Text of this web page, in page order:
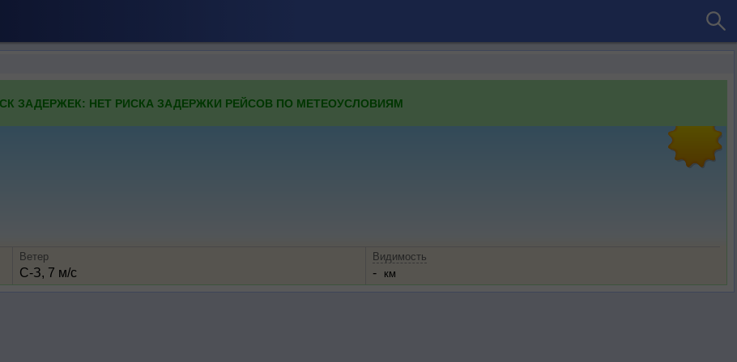
ЗАДЕРЖЕК: НЕТ РИСКА ЗАДЕРЖКИ РЕЙСОВ ПО МЕТЕОУСЛОВИЯМ
Ветер
С-З, 7 м/с
Видимость
- км